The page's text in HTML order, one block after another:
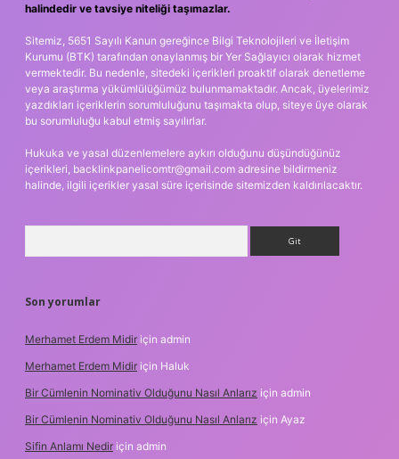
halindedir ve tavsiye niteliği taşımazlar.
Sitemiz, 5651 Sayılı Kanun gereğince Bilgi Teknolojileri ve İletişim
Kurumu (BTK) tarafından onaylanmış bir Yer Sağlayıcı olarak hizmet
vermektedir. Bu nedenle, sitedeki içerikleri proaktif olarak denetleme
veya araştırma yükümlülüğümüz bulunmamaktadır. Ancak, üyelerimiz
yazdıkları içeriklerin sorumluluğunu taşımakta olup, siteye üye olarak
bu sorumluluğu kabul etmiş sayılırlar.
Hukuka ve yasal düzenlemelere aykırı olduğunu düşündüğünüz
içerikleri, backlinkpanelicomtr@gmail.com adresine bildirmeniz
halinde, ilgili içerikler yasal süre içerisinde sitemizden kaldırılacaktır.
Son yorumlar
Merhamet Erdem Midir için admin
Merhamet Erdem Midir için Haluk
Bir Cümlenin Nominativ Olduğunu Nasıl Anlarız için admin
Bir Cümlenin Nominativ Olduğunu Nasıl Anlarız için Ayaz
Sifin Anlamı Nedir için admin